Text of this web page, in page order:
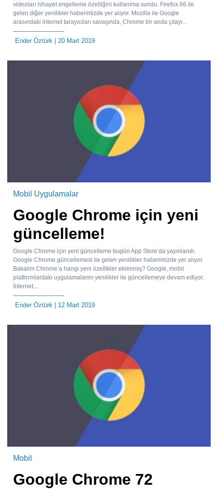
videoları nihayet engelleme özelliğini kullanıma sundu. Firefox 66 ile
gelen diğer yenilikler haberimizde yer alıyor. Mozilla ile Google
arasındaki internet tarayıcıları savaşında, Chrome bir anda çıtayı...
Ender Öztürk | 20 Mart 2019
Mobil Uygulamalar
Google Chrome için yeni
güncelleme!
Google Chrome için yeni güncelleme bugün App Store’da yayınlandı.
Google Chrome güncellemesi ile gelen yenilikler haberimizde yer alıyor.
Bakalım Chrome’a hangi yeni özellikler eklenmiş? Google, mobil
platformlardaki uygulamalarını yenilikler ile güncellemeye devam ediyor.
İnternet...
Ender Öztürk | 12 Mart 2019
Mobil
Google Chrome 72